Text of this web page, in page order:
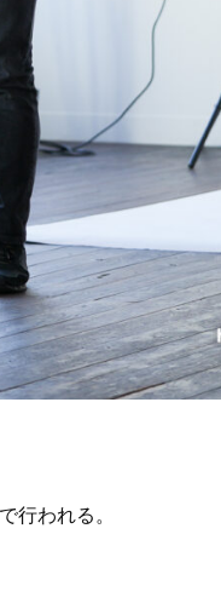
行われる。